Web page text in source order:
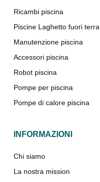
Ricambi piscina
Piscine Laghetto fuori terra
Manutenzione piscina
Accessori piscina
Robot piscina
Pompe per piscina
Pompe di calore piscina
INFORMAZIONI
Chi siamo
La nostra mission